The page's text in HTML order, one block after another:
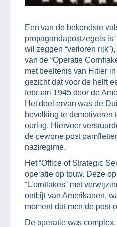
Een van de bekendste
propagandapostzegels is
wil zeggen “verloren
van de “Operatie
met beeltenis van Hitler
gezicht dat voor de helft
februari 1945 door de
Het doel ervan was de
bevolking te demotiveren
oorlog. Hiervoor
de gewone post
naziregime.
Het “Office of Strategic
operatie op touw. Deze
“Cornflakes” met
ontbijt van Amerikanen,
moment dat men de post
De operatie was